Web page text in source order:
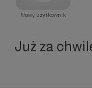
Nowy użytkownik
Już za